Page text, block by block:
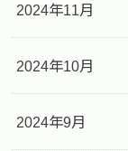
2024年11月
2024年10月
2024年9月